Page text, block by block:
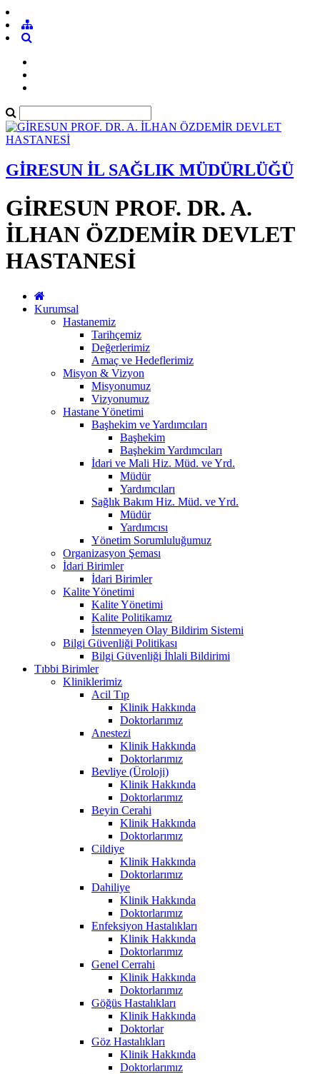
GİRESUN İL SAĞLIK MÜDÜRLÜĞÜ
GİRESUN PROF. DR. A.
İLHAN ÖZDEMİR DEVLET
HASTANESİ
Kurumsal
Hastanemiz
Tarihçemiz
Değerlerimiz
Amaç ve Hedeflerimiz
Misyon & Vizyon
Misyonumuz
Vizyonumuz
Hastane Yönetimi
Başhekim ve Yardımcıları
Başhekim
Başhekim Yardımcıları
İdari ve Mali Hiz. Müd. ve Yrd.
Müdür
Yardımcıları
Sağlık Bakım Hiz. Müd. ve Yrd.
Müdür
Yardımcısı
Yönetim Sorumluluğumuz
Organizasyon Şeması
İdari Birimler
İdari Birimler
Kalite Yönetimi
Kalite Yönetimi
Kalite Politikamız
İstenmeyen Olay Bildirim Sistemi
Bilgi Güvenliği Politikası
Bilgi Güvenliği İhlali Bildirimi
Tıbbi Birimler
Kliniklerimiz
Acil Tıp
Klinik Hakkında
Doktorlarımız
Anestezi
Klinik Hakkında
Doktorlarımız
Bevliye (Üroloji)
Klinik Hakkında
Doktorlarımız
Beyin Cerahi
Klinik Hakkında
Doktorlarımız
Cildiye
Klinik Hakkında
Doktorlarımız
Dahiliye
Klinik Hakkında
Doktorlarımız
Enfeksiyon Hastalıkları
Klinik Hakkında
Doktorlarımız
Genel Cerrahi
Klinik Hakkında
Doktorlarımız
Göğüs Hastalıkları
Klinik Hakkında
Doktorlar
Göz Hastalıkları
Klinik Hakkında
Doktorlarımız